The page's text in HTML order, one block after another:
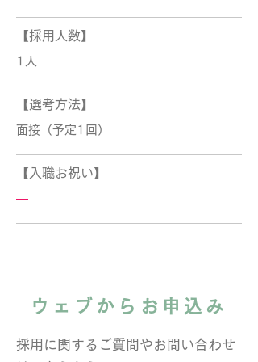
【採用人数】
1人
【選考方法】
面接（予定1回）
【入職お祝い】
―
ウェブからお申込み
採用に関するご質問やお問い合わせ